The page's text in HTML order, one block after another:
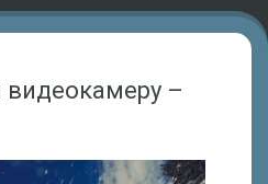
–